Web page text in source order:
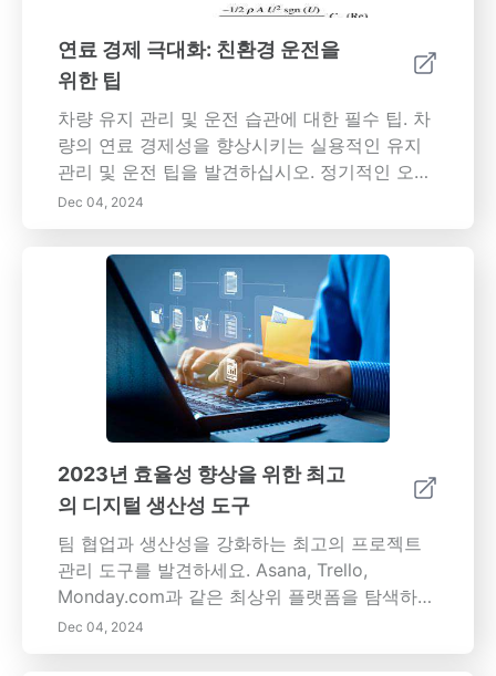
생태를 고려한 소비자와 자동차 애호가 모두에
게 필수적인 터보차저 기술의 이점과 도전 과제
를 강조합니다.
연료 경제 극대화: 친환경 운전을
위한 팁
차량 유지 관리 및 운전 습관에 대한 필수 팁. 차
량의 연료 경제성을 향상시키는 실용적인 유지
관리 및 운전 팁을 발견하십시오. 정기적인 오일
교환 및 타이어 압력 점검을 보장하는 것부터 친
환경 운전 습관을 채택하는 것까지, 우리의 가이
드는 효율성을 향상시키고 연료 비용을 줄이는
데 필요한 모든 정보를 제공합니다. 엔진 성능 모
니터링의 중요성과 차량 무게 및 공기 저항이 연
료 소비에 미치는 영향을 알아보십시오. 최적의
경로를 계획하고, 날씨 조건을 고려하고, 더 스마
트한 운전 경험을 위해 기술을 활용하세요. 대중
교통, 카풀, 자전거 등 대체 교통 수단을 탐색하
여 탄소 발자국을 추가로 줄이십시오. 우리의 통
찰력을 따르면 주유소에서 비용을 절감할 뿐만
아니라 보다 지속 가능한 환경에 기여할 수 있습
니다.
Dec 04, 2024
2023년 효율성 향상을 위한 최고
의 디지털 생산성 도구
팀 협업과 생산성을 강화하는 최고의 프로젝트
관리 도구를 발견하세요. Asana, Trello,
Monday.com과 같은 최상위 플랫폼을 탐색하여
작업을 간소화하고 팀 내 커뮤니케이션을 촉진
하도록 설계되었습니다. 강력한 커뮤니케이션 솔
Dec 04, 2024